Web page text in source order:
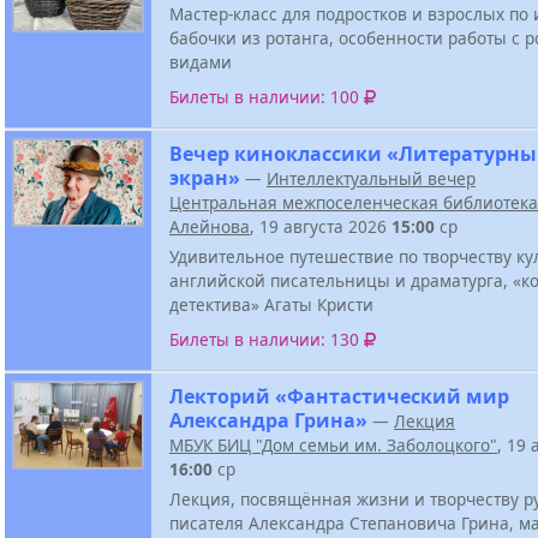
Мастер-класс для подростков и взрослых по
бабочки из ротанга, особенности работы с
видами
Билеты в наличии: 100
Вечер киноклассики
экран» — Интеллектуальный вечер
Центральная межпоселенческая
Алейнова, 19 августа 2026 15:00 ср
Удивительное путешествие по творчеству
английской писательницы и драматурга,
детектива» Агаты Кристи
Билеты в наличии: 130
Лекторий «Фантастический мир
Александра Грина» — Лекция
МБУК БИЦ "Дом семьи им. Заболоцкого", 19
16:00 ср
Лекция, посвящённая жизни и творчеству
писателя Александра Степановича Грина,